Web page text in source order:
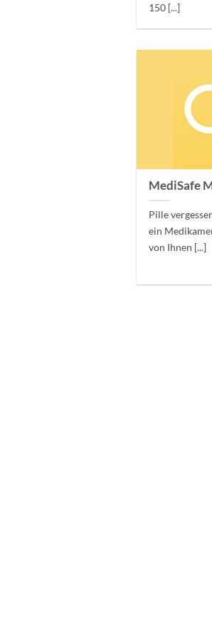
150 [...]
MediSafe
Pille
ein
von Ihnen [...]